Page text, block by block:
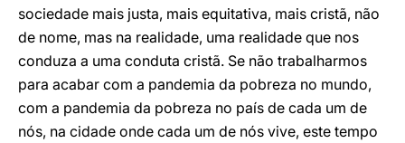
sociedade mais justa, mais equitativa, mais cristã, não
de nome, mas na realidade, uma realidade que nos
conduza a uma conduta cristã. Se não trabalharmos
para acabar com a pandemia da pobreza no mundo,
com a pandemia da pobreza no país de cada um de
nós, na cidade onde cada um de nós vive, este tempo